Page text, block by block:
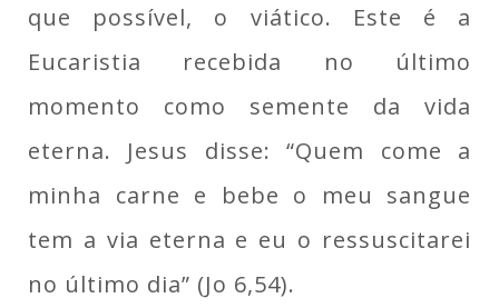
que possível, o viático. Este é a
Eucaristia recebida no último
momento como semente da vida
eterna. Jesus disse: “Quem come a
minha carne e bebe o meu sangue
tem a via eterna e eu o ressuscitarei
no último dia” (Jo 6,54).